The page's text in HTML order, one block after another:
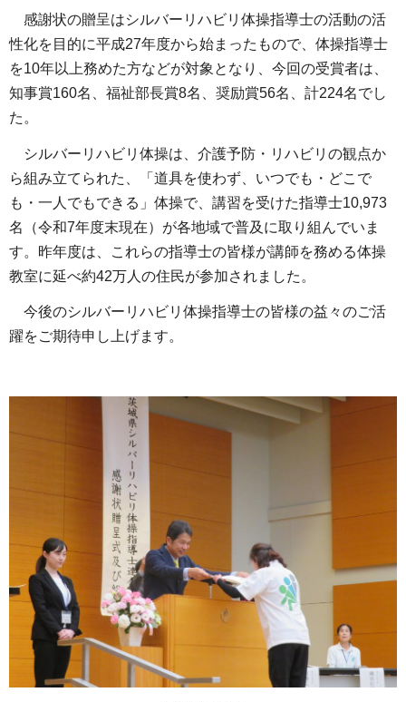
感謝状の贈呈はシルバーリハビリ体操指導士の活動の活
性化を目的に平成27年度から始まったもので、体操指導士
を10年以上務めた方などが対象となり、今回の受賞者は、
知事賞160名、福祉部長賞8名、奨励賞56名、計224名でし
た。
シルバーリハビリ体操は、介護予防・リハビリの観点か
ら組み立てられた、「道具を使わず、いつでも・どこで
も・一人でもできる」体操で、講習を受けた指導士10,973
名（令和7年度末現在）が各地域で普及に取り組んでいま
す。昨年度は、これらの指導士の皆様が講師を務める体操
教室に延べ約42万人の住民が参加されました。
今後のシルバーリハビリ体操指導士の皆様の益々のご活
躍をご期待申し上げます。